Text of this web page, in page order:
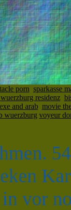
porn sparkasse
residenz
and arab movie
wuerzburg voyeur
vor